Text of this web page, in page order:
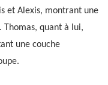
et Alexis, montrant une
quant à lui,
une couche